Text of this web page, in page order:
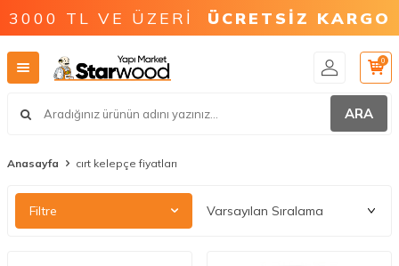
3000 TL VE ÜZERİ ÜCRETSİZ KARGO
ARA
0
Anasayfa cırt kelepçe fiyatları
Filtre